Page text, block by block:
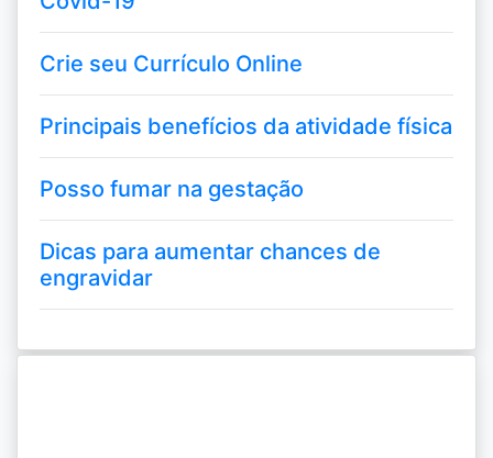
Crie seu Currículo Online
Principais benefícios da atividade física
Posso fumar na gestação
Dicas para aumentar chances de
engravidar